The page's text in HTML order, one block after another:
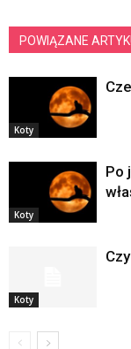
POWIĄZANE
Koty
Koty
Po
Koty